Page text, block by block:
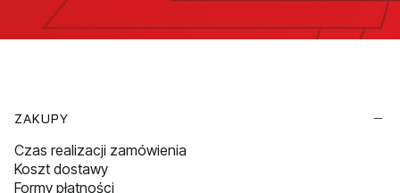
ZAKUPY
Czas realizacji zamówienia
Koszt dostawy
Formy płatności